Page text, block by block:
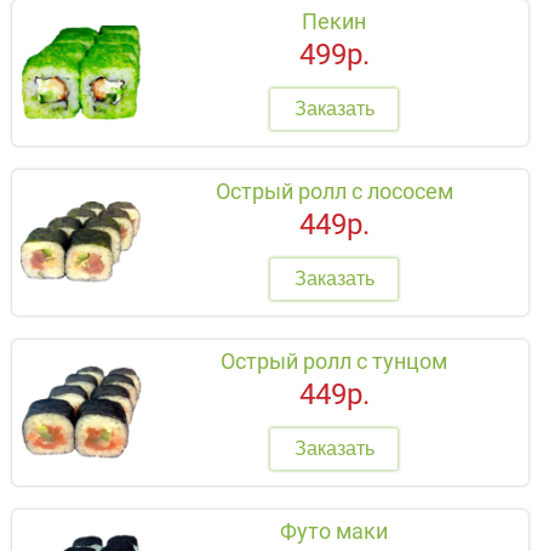
Пекин
499р.
Заказать
Острый ролл с лососем
449р.
Заказать
Острый ролл с тунцом
449р.
Заказать
Футо маки